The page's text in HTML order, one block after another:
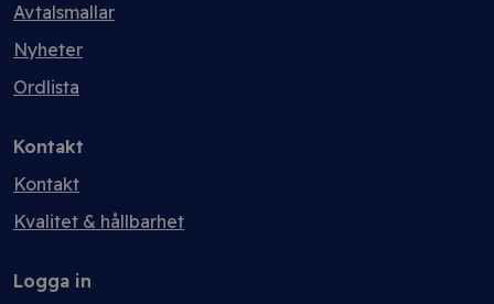
Avtalsmallar
Nyheter
Ordlista
Kontakt
Kontakt
Kvalitet & hållbarhet
Logga in